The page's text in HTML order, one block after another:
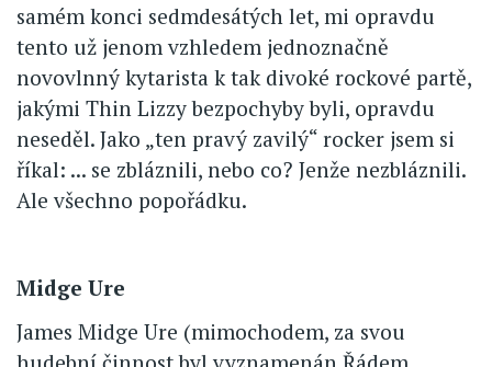
samém konci sedmdesátých let, mi opravdu
tento už jenom vzhledem jednoznačně
novovlnný kytarista k tak divoké rockové partě,
jakými Thin Lizzy bezpochyby byli, opravdu
neseděl. Jako „ten pravý zavilý“ rocker jsem si
říkal: ... se zbláznili, nebo co? Jenže nezbláznili.
Ale všechno popořádku.
Midge Ure
James Midge Ure (mimochodem, za svou